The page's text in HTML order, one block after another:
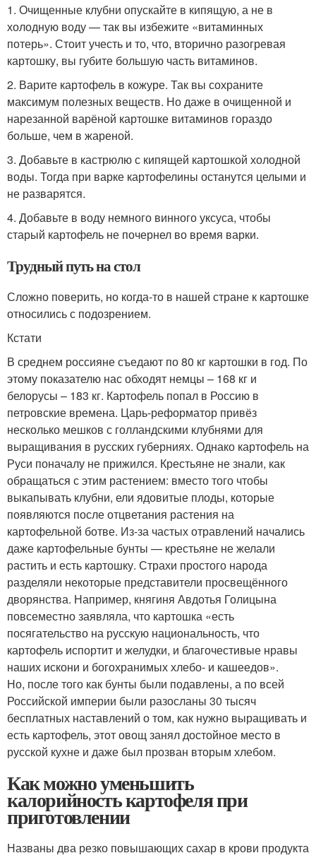
1. Очищенные клубни опускайте в кипящую, а не в
холодную воду — так вы избежите «витаминных
потерь». Стоит учесть и то, что, вторично разогревая
картошку, вы губите большую часть витаминов.
2. Варите картофель в кожуре. Так вы сохраните
максимум полезных веществ. Но даже в очищенной и
нарезанной варёной картошке витаминов гораздо
больше, чем в жареной.
3. Добавьте в кастрюлю с кипящей картошкой холодной
воды. Тогда при варке картофелины останутся целыми и
не разварятся.
4. Добавьте в воду немного винного уксуса, чтобы
старый картофель не почернел во время варки.
Трудный путь на стол
Сложно поверить, но когда-то в нашей стране к картошке
относились с подозрением.
Кстати
В среднем россияне съедают по 80 кг картошки в год. По
этому показателю нас обходят немцы – 168 кг и
белорусы – 183 кг. Картофель попал в Россию в
петровские времена. Царь-реформатор привёз
несколько мешков с голландскими клубнями для
выращивания в русских губерниях. Однако картофель на
Руси поначалу не прижился. Кресть­яне не знали, как
обращаться с этим растением: вместо того чтобы
выкапывать клубни, ели ядовитые плоды, которые
появляются после отцветания растения на
картофельной ботве. Из-за частых отравлений начались
даже картофельные бунты — крестьяне не желали
растить и есть картошку. Страхи простого народа
разделяли некоторые представители просвещённого
дворянства. Например, княгиня Авдотья Голицына
повсеместно заявляла, что картошка «есть
посягательство на русскую национальность, что
картофель испортит и желудки, и благочестивые нравы
наших искони и богохранимых хлебо- и кашеедов».
Но, после того как бунты были подавлены, а по всей
Российской империи были разосланы 30 тысяч
бесплатных наставлений о том, как нужно выращивать и
есть картофель, этот овощ занял достойное место в
русской кухне и даже был прозван вторым хлебом.
Как можно уменьшить
калорийность картофеля при
приготовлении
Названы два резко повышающих сахар в крови продукта